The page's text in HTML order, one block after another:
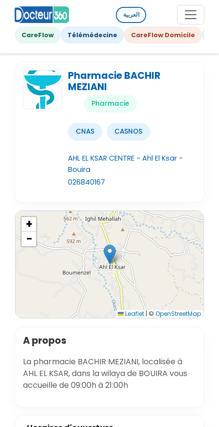
العربية
CareFlow Télémédecine CareFlow Domicile
Pharmacie BACHIR
MEZIANI
Pharmacie
CNAS CASNOS
AHL EL KSAR CENTRE - Ahl El Ksar -
Bouira
026840167
+
−
Leaflet | © OpenStreetMap
A propos
La pharmacie BACHIR MEZIANI, localisée à
AHL EL KSAR, dans la wilaya de BOUIRA vous
accueille de 09:00h à 21:00h